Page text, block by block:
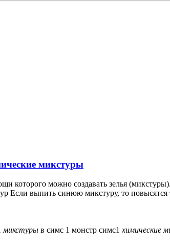
микстуры
которого можно создавать зелья
Если выпить синюю микстуру, то повысятся
микстуры в симс 1 монстр симс1 химические